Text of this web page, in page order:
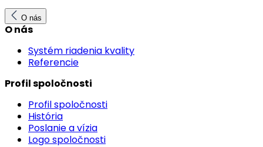
O nás
O nás
Systém riadenia kvality
Referencie
Profil spoločnosti
Profil spoločnosti
História
Poslanie a vízia
Logo spoločnosti